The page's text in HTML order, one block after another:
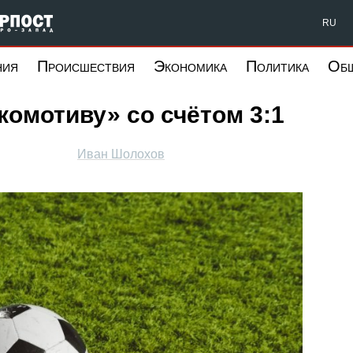
Форпост Северо-Запад RU
Происшествия Экономика Политика
со счётом 3:1
Иван Шолохов